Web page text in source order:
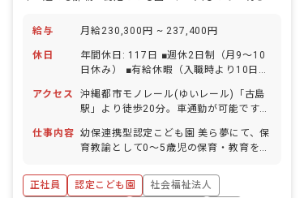
給与 月給230,300円 ~ 237,400円
休日
年間休日: 117日 ■週休2日制（月9～10
日休み） ■有給休暇（入職時より10日間
合わせて5日以上の連休も可能。法人実
績／取得率77.9％） ■特別有給休暇／リ
フレッシュ休暇（3～5日） ■看護・介護
休暇 ■産前・産後・育児・介護休業（法
アクセス
沖縄都市モノレール(ゆいレール)「古島
駅」より徒歩20分。車通勤が可能です
45,000円)。
仕事内容 幼保連携型認定こども園 美ら夢にて、保
育教諭として0〜5歳児の保育・教育をお
ラスの保育・教育(遊びや活動の計画・
準備、行事の運営) ・給食、午睡、排泄
正社員 認定こども園
社会福祉法人